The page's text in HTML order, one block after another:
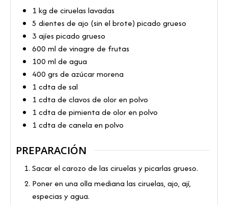
1 kg de ciruelas lavadas
5 dientes de ajo (sin el brote) picado grueso
3 ajíes picado grueso
600 ml de vinagre de frutas
100 ml de agua
400 grs de azúcar morena
1 cdta de sal
1 cdta de clavos de olor en polvo
1 cdta de pimienta de olor en polvo
1 cdta de canela en polvo
PREPARACIÓN
Sacar el carozo de las ciruelas y picarlas grueso.
Poner en una olla mediana las ciruelas, ajo, ají,
especias y agua.